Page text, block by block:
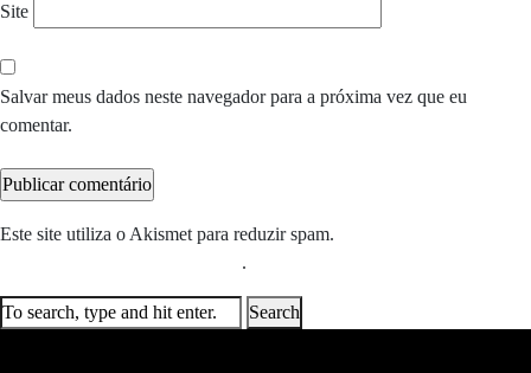
Site
Salvar meus dados neste navegador para a próxima vez que eu
comentar.
Este site utiliza o Akismet para reduzir spam.
.
Search